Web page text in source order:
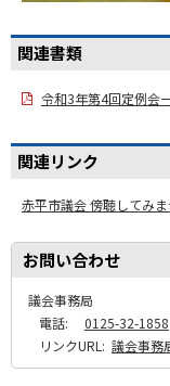
関連書類
令和3年第4回定例会
関連リンク
赤平市議会 傍聴してみ
お問い合わせ
議会事務局
電話:
0125-32-1858
リンクURL: 議会事務